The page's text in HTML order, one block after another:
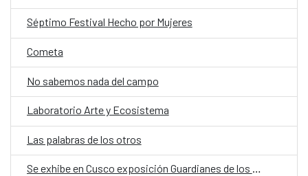
Séptimo Festival Hecho por Mujeres
Cometa
No sabemos nada del campo
Laboratorio Arte y Ecosistema
Las palabras de los otros
Se exhibe en Cusco exposición Guardianes de los glaciares